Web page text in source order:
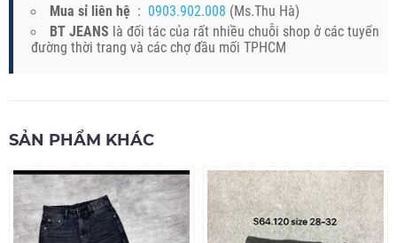
Mua sỉ liên hệ : 0903.902.008 (Ms.Thu Hà)
BT JEANS là đối tác của rất nhiều chuỗi shop ở các tuyến
đường thời trang và các chợ đầu mối TPHCM
SẢN PHẨM KHÁC